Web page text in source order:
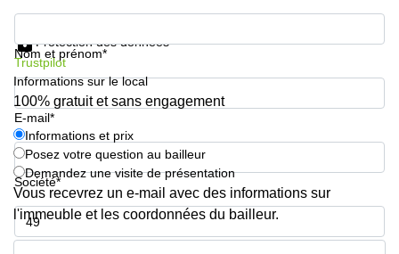
réunion
Salles
de
réunion
Genève
Salle de
réunion
Lausanne
Business
center
Lausanne
Genève
Quai
de l’Ile
13
Genève
Suisse
8A
Etoy
Esplanade
Nom et prénom*
E-mail*
Société*
Numéro de téléphone*
Protection des données
Trustpilot
Informations sur le local
100% gratuit et sans engagement
Informations et prix
Posez votre question au bailleur
Demandez une visite de présentation
Vous recevrez un e-mail avec des informations sur
l'immeuble et les coordonnées du bailleur.